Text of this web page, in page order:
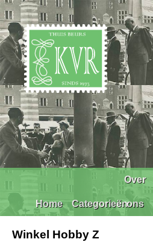
Home Categorieën
Over
ons
Winkel Hobby Z